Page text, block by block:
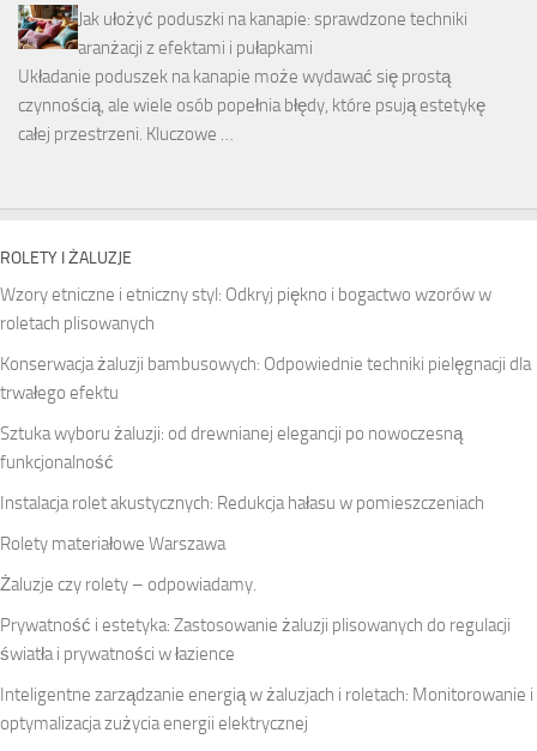
Jak ułożyć poduszki na kanapie: sprawdzone techniki
aranżacji z efektami i pułapkami
Układanie poduszek na kanapie może wydawać się prostą
czynnością, ale wiele osób popełnia błędy, które psują estetykę
całej przestrzeni. Kluczowe …
ROLETY I ŻALUZJE
Wzory etniczne i etniczny styl: Odkryj piękno i bogactwo wzorów w
roletach plisowanych
Konserwacja żaluzji bambusowych: Odpowiednie techniki pielęgnacji dla
trwałego efektu
Sztuka wyboru żaluzji: od drewnianej elegancji po nowoczesną
funkcjonalność
Instalacja rolet akustycznych: Redukcja hałasu w pomieszczeniach
Rolety materiałowe Warszawa
Żaluzje czy rolety – odpowiadamy.
Prywatność i estetyka: Zastosowanie żaluzji plisowanych do regulacji
światła i prywatności w łazience
Inteligentne zarządzanie energią w żaluzjach i roletach: Monitorowanie i
optymalizacja zużycia energii elektrycznej